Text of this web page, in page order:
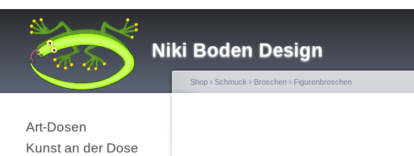
Niki Boden Design
Art-Dosen
Kunst an der Dose
Shop › Schmuck › Broschen › Figurenbroschen